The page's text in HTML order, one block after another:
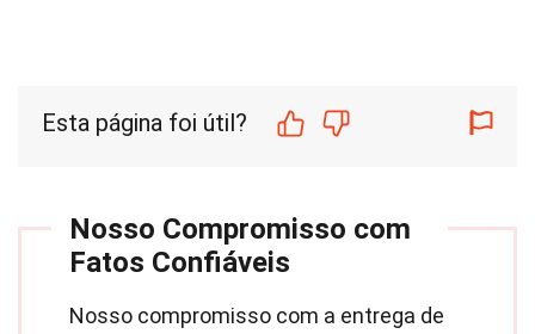
Esta página foi útil?
Nosso Compromisso com
Fatos Confiáveis
Nosso compromisso com a entrega de